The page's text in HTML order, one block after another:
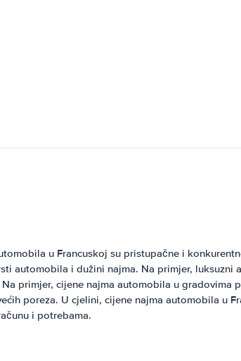
u Francuskoj su pristupačne i
automobila i dužini najma. Na primjer, luksuzni
primjer, cijene najma automobila u gradovima
poreza. U cjelini, cijene najma automobila u
i potrebama.